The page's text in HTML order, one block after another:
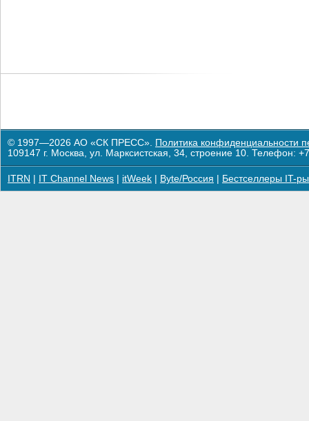
© 1997—2026 АО «СК ПРЕСС». Политика конфиденциальности
109147 г. Москва, ул. Марксистская, 34, строение 10. Телефон:
ITRN IT Channel News itWeek Byte/Россия Бестселлеры IT-